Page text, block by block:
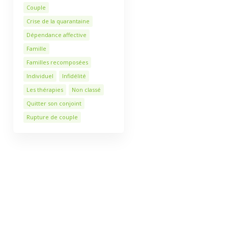
Couple
Crise de la quarantaine
Dépendance affective
Famille
Familles recomposées
Individuel
Infidélité
Les thérapies
Non classé
Quitter son conjoint
Rupture de couple